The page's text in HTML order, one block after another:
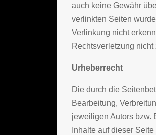
auch keine Gewähr
verlinkten Seiten
Verlinkung nicht
Rechtsverletzung
Urheberrecht
Die durch die
Bearbeitung,
jeweiligen Autors bzw.
Inhalte auf dieser